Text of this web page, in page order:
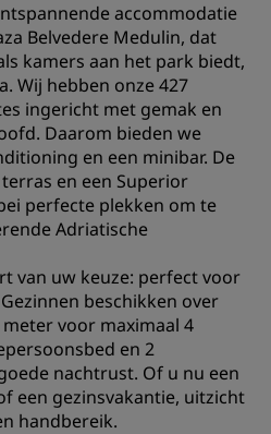
accommodatie
Belvedere Medulin, dat
kamers aan het park biedt,
Wij hebben onze 427
ingericht met gemak en
Daarom bieden we
en een minibar. De
en een Superior
perfecte plekken om te
Adriatische
van uw keuze: perfect voor
beschikken over
voor maximaal 4
en 2
nachtrust. Of u nu een
een gezinsvakantie, uitzicht
handbereik.